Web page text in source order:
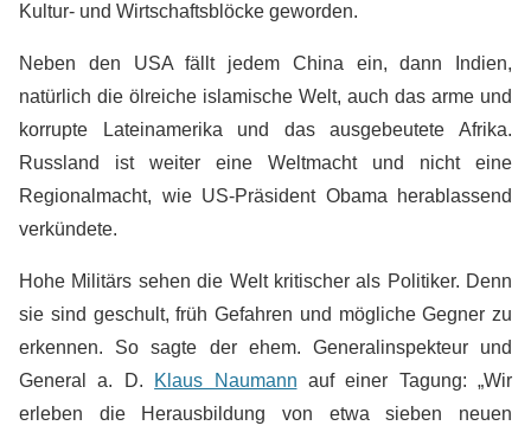
Kultur- und Wirtschaftsblöcke geworden.
Neben den USA fällt jedem China ein, dann Indien,
natürlich die ölreiche islamische Welt, auch das arme und
korrupte Lateinamerika und das ausgebeutete Afrika.
Russland ist weiter eine Weltmacht und nicht eine
Regionalmacht, wie US-Präsident Obama herablassend
verkündete.
Hohe Militärs sehen die Welt kritischer als Politiker. Denn
sie sind geschult, früh Gefahren und mögliche Gegner zu
erkennen. So sagte der ehem. Generalinspekteur und
General a. D.
Klaus Naumann auf einer Tagung: „Wir
erleben die Herausbildung von etwa sieben neuen